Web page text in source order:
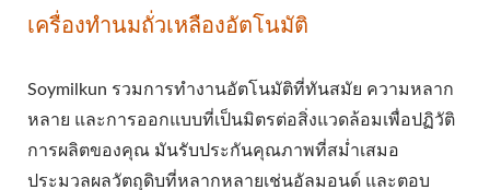
เครื่องทำนมถั่วเหลืองอัตโนมัติ
Soymilkun รวมการทำงานอัตโนมัติที่ทันสมัย ความหลาก
หลาย และการออกแบบที่เป็นมิตรต่อสิ่งแวดล้อมเพื่อปฏิวัติ
การผลิตของคุณ มันรับประกันคุณภาพที่สม่ำเสมอ
ประมวลผลวัตถุดิบที่หลากหลายเช่นอัลมอนด์ และตอบ